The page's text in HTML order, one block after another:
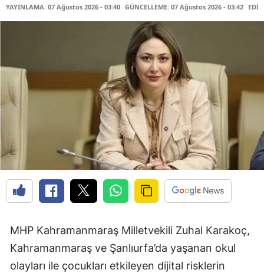
YAYINLAMA: 07 Ağustos 2026 - 03:40 GÜNCELLEME: 07 Ağustos 2026 - 03:42
MHP Kahramanmaraş Milletvekili Zuhal Karakoç,
Kahramanmaraş ve Şanlıurfa’da yaşanan okul
olayları ile çocukları etkileyen dijital risklerin